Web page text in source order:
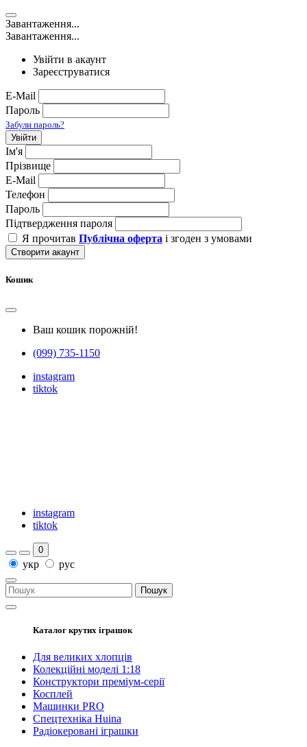
Завантаження...
Завантаження...
Увійти в акаунт
Зареєструватися
E-Mail
Пароль
Забули пароль?
Увійти
Ім'я
Прізвище
E-Mail
Телефон
Пароль
Підтвердження пароля
Я прочитав Публічна оферта і згоден з умовами
Створити акаунт
Кошик
Ваш кошик порожній!
(099) 735-1150
instagram
tiktok
instagram
tiktok
0
укр рус
Пошук
Каталог крутих іграшок
Для великих хлопців
Колекційні моделі 1:18
Конструктори преміум-серії
Косплей
Машинки PRO
Спецтехніка Huina
Радіокеровані іграшки